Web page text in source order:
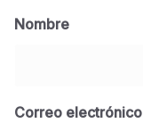
Nombre
Correo electrónico